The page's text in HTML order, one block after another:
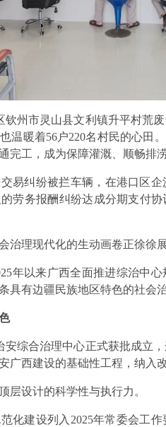
钦州市灵山县文利镇升平村荒
温暖着56户220名村民的心田
完工，成为保障灌溉、顺畅排涝
易纠纷被拦车辆，在港口区
劳务报酬纠纷达成分期支付
治理现代化的生动画卷正徐徐展
年以来广西全面推进综治中
具有边疆民族地区特色的社会
安综合治理中心正式获批成立
广西建设的基础性工程，纳入
层设计的科学性与执行力。
化建设列入2025年常委会工